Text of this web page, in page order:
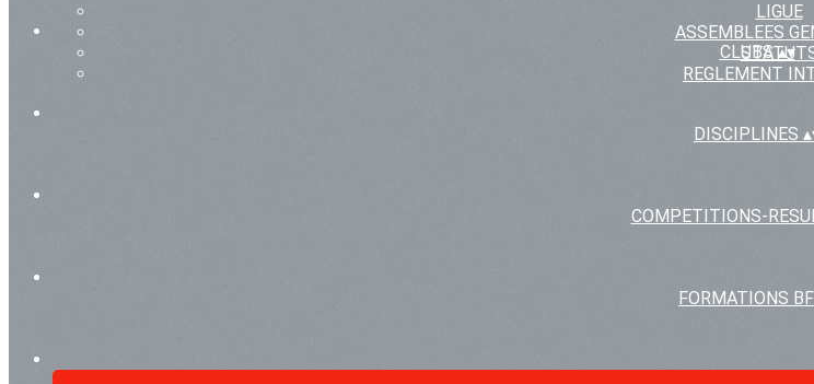
LIGUE
ASSEMBLEES
REGLEMENT
CLUBS▴▾
DISCIPLINES ▴
COMPETITIONS-
FORMATIONS BF